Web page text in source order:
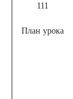
111
План урока